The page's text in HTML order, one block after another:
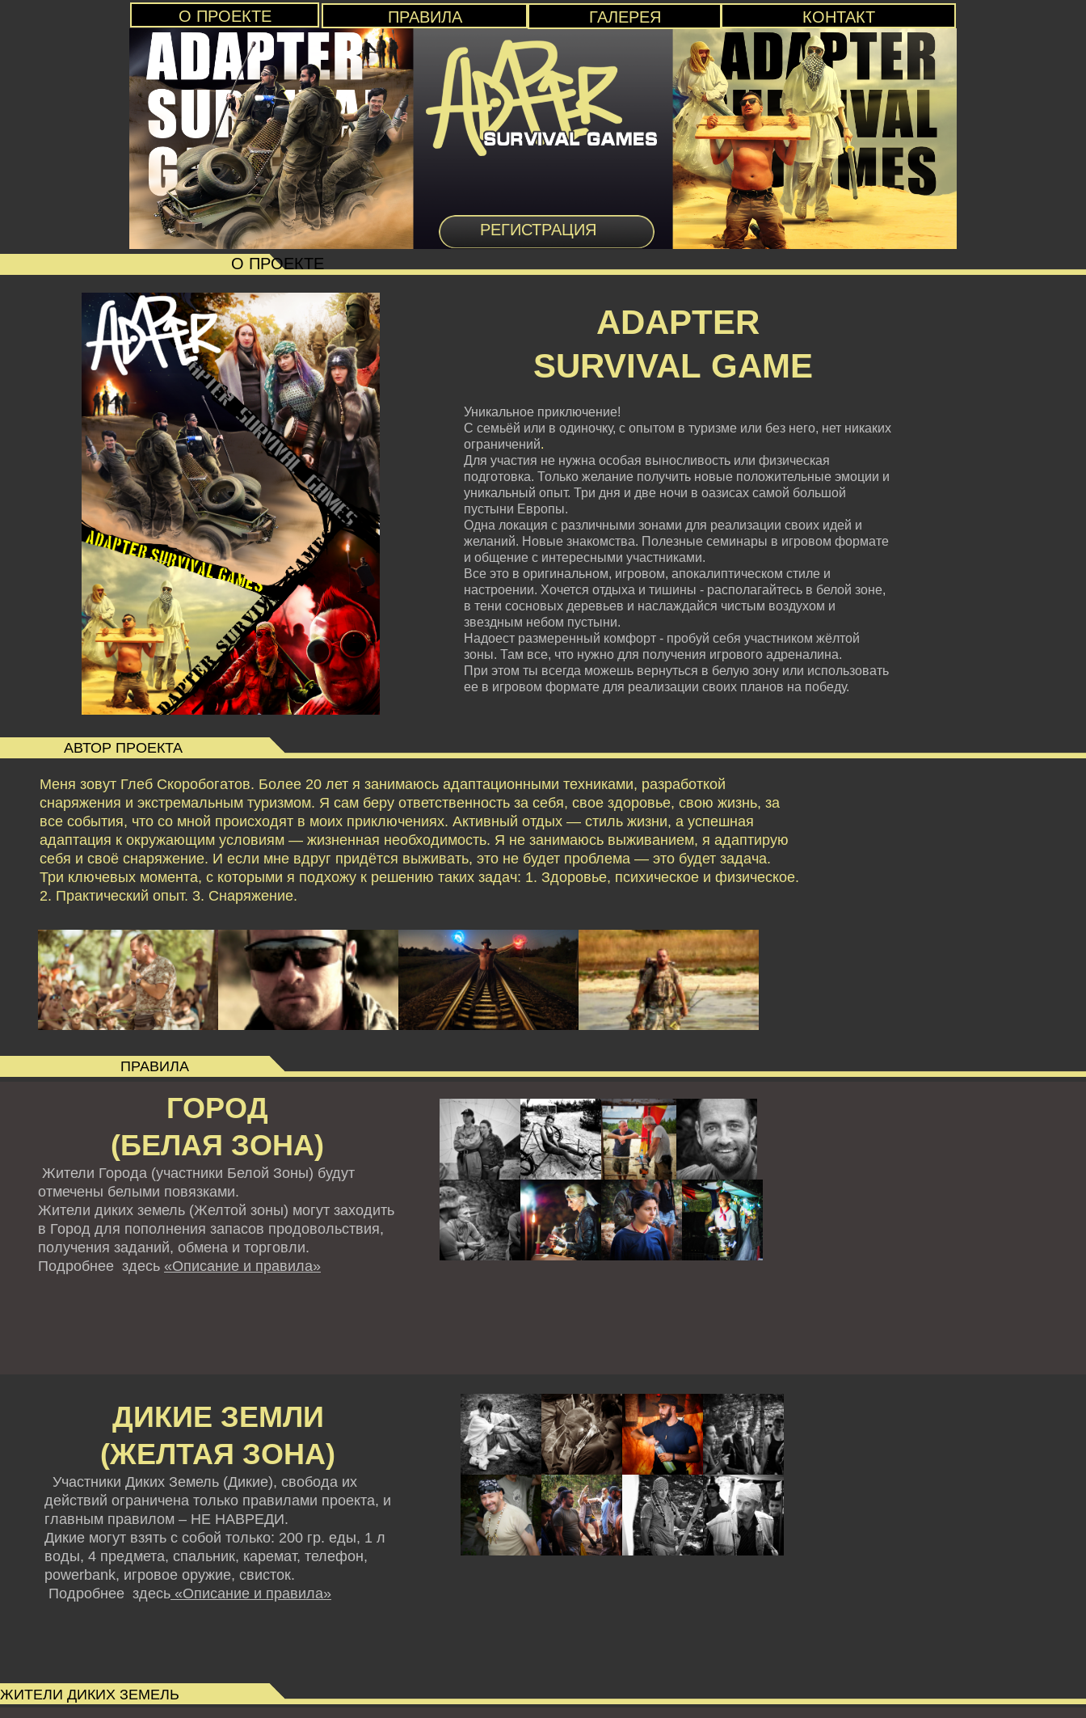
О ПРОЕКТЕ ПРАВИЛА ГАЛЕРЕЯ КОНТАКТ
РЕГИСТРАЦИЯ
О ПРОЕКТЕ
ADAPTER
SURVIVAL GAME
Уникальное приключение!
С семьёй или в одиночку, с опытом в туризме или без него, нет никаких
ограничений.
Для участия не нужна особая выносливость или физическая
подготовка. Только желание получить новые положительные эмоции и
уникальный опыт. Три дня и две ночи в оазисах самой большой
пустыни Европы.
Одна локация с различными зонами для реализации своих идей и
желаний. Новые знакомства. Полезные семинары в игровом формате
и общение с интересными участниками.
Все это в оригинальном, игровом, апокалиптическом стиле и
настроении. Хочется отдыха и тишины - располагайтесь в белой зоне,
в тени сосновых деревьев и наслаждайся чистым воздухом и
звездным небом пустыни.
Надоест размеренный комфорт - пробуй себя участником жёлтой
зоны. Там все, что нужно для получения игрового адреналина.
При этом ты всегда можешь вернуться в белую зону или использовать
ее в игровом формате для реализации своих планов на победу.
АВТОР ПРОЕКТА
Меня зовут Глеб Скоробогатов. Более 20 лет я занимаюсь адаптационными техниками, разработкой
снаряжения и экстремальным туризмом. Я сам беру ответственность за себя, свое здоровье, свою жизнь, за
все события, что со мной происходят в моих приключениях. Активный отдых — стиль жизни, а успешная
адаптация к окружающим условиям — жизненная необходимость. Я не занимаюсь выживанием, я адаптирую
себя и своё снаряжение. И если мне вдруг придётся выживать, это не будет проблема — это будет задача.
Три ключевых момента, с которыми я подхожу к решению таких задач: 1. Здоровье, психическое и физическое.
2. Практический опыт. 3. Снаряжение.
ПРАВИЛА
ГОРОД
(БЕЛАЯ ЗОНА)
Жители Города (участники Белой Зоны) будут
отмечены белыми повязками.
Жители диких земель (Желтой зоны) могут заходить
в Город для пополнения запасов продовольствия,
получения заданий, обмена и торговли.
Подробнее здесь «Описание и правила»
ДИКИЕ ЗЕМЛИ
(ЖЕЛТАЯ ЗОНА)
Участники Диких Земель (Дикие), свобода их
действий ограничена только правилами проекта, и
главным правилом – НЕ НАВРЕДИ.
Дикие могут взять с собой только: 200 гр. еды, 1 л
воды, 4 предмета, спальник, каремат, телефон,
powerbank, игровое оружие, свисток.
Подробнее здесь «Описание и правила»
ЖИТЕЛИ ДИКИХ ЗЕМЕЛЬ